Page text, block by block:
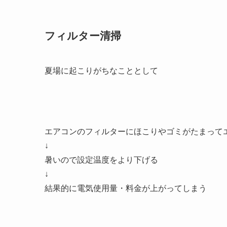
フィルター清掃
夏場に起こりがちなこととして
エアコンのフィルターにほこりやゴミがたまって
↓
暑いので設定温度をより下げる
↓
結果的に電気使用量・料金が上がってしまう